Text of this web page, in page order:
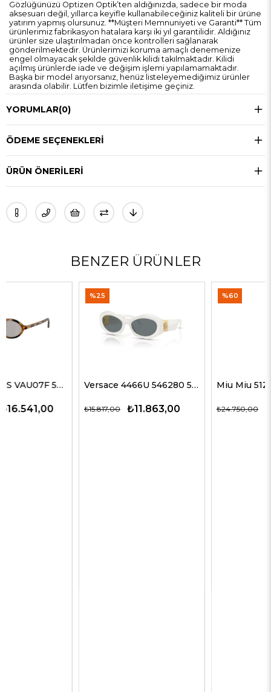
Gözlüğünüzü Optizen Optik’ten aldığınızda, sadece bir moda
aksesuarı değil, yıllarca keyifle kullanabileceğiniz kaliteli bir ürüne
yatırım yapmış olursunuz. **Müşteri Memnuniyeti ve Garanti** Tüm
ürünlerimiz fabrikasyon hatalara karşı iki yıl garantilidir. Aldığınız
ürünler size ulaştırılmadan önce kontrolleri sağlanarak
gönderilmektedir. Ürünlerimizi koruma amaçlı denemenize
engel olmayacak şekilde güvenlik kilidi takılmaktadır. Kilidi
açılmış ürünlerde iade ve değişim işlemi yapılamamaktadır.
Başka bir model arıyorsanız, henüz listeleyemediğimiz ürünler
arasında olabilir. Lütfen bizimle iletişime geçiniz.
YORUMLAR(0)
ÖDEME SEÇENEKLERI
ÜRÜN ÖNERILERI
BENZER ÜRÜNLER
Versace 4466U 546280 54 G Kadın Güneş Gözlükleri
₺11.863,00
₺15.817,00
Miu Miu 51ZS ZVN50D 69 G Kadın Güneş Gözlükleri
₺9.900,00
₺24.750,00